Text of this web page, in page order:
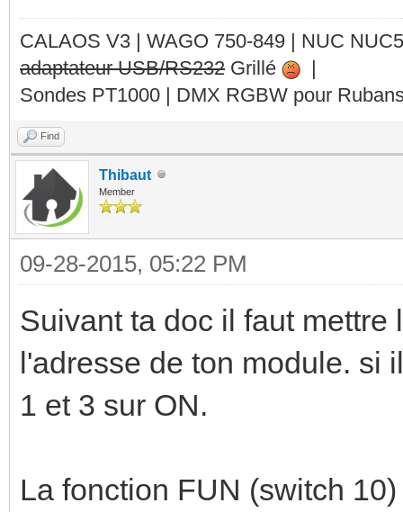
CALAOS V3 | WAGO 750-849 | NUC
adaptateur USB/RS232 Grillé
|
Sondes PT1000 | DMX RGBW pour
Find
Thibaut
Member
09-28-2015, 05:22 PM
Suivant ta doc il faut mettre
l'adresse de ton module. si
1 et 3 sur ON.
La fonction FUN (switch